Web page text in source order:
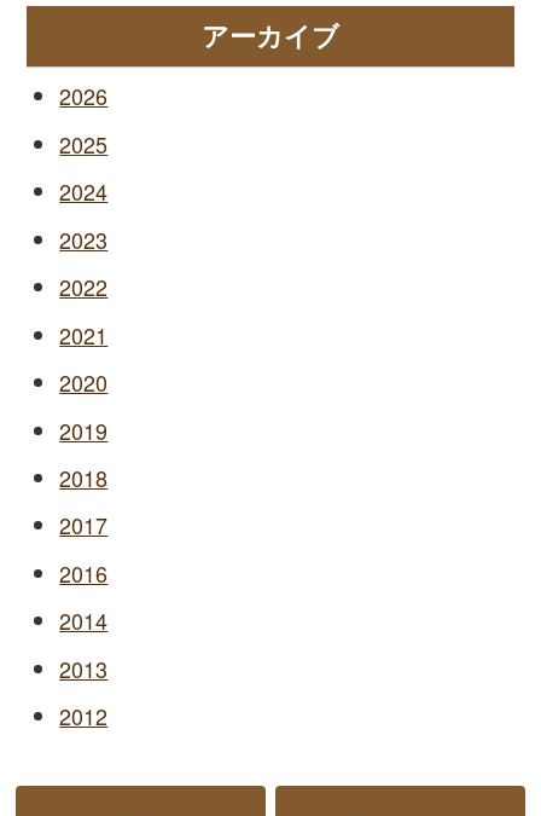
アーカイブ
2026
2025
2024
2023
2022
2021
2020
2019
2018
2017
2016
2014
2013
2012